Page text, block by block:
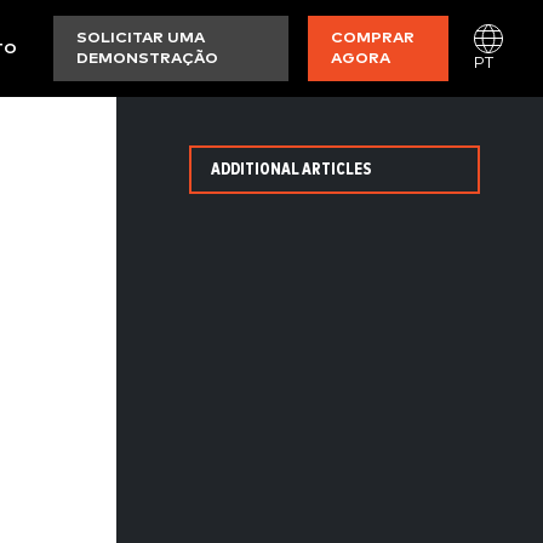
SOLICITAR UMA
DEMONSTRAÇÃO
COMPRAR
AGORA
PT
ADDITIONAL ARTICLES